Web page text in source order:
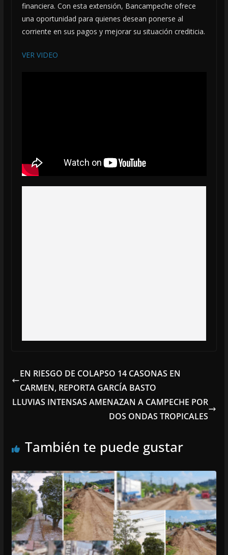
financiera. Con esta extensión, Bancampeche ofrece
una oportunidad para quienes desean ponerse al
corriente en sus pagos y mejorar su situación crediticia.
VER VIDEO
EN RIESGO DE COLAPSO 14 CASONAS EN
CARMEN, REPORTA GARCÍA BASTO
LLUVIAS INTENSAS AMENAZAN A CAMPECHE POR
DOS ONDAS TROPICALES
También te puede gustar